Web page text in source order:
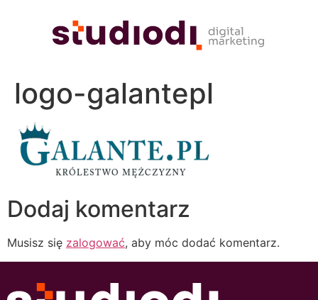
logo-galantepl
Dodaj komentarz
Musisz się zalogować, aby móc dodać komentarz.